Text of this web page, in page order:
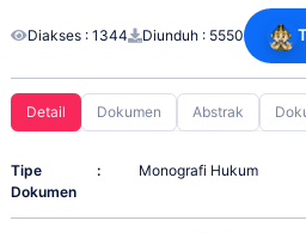
Diakses : 1344 Diunduh : 5550
Detail Dokumen Abstrak
Tipe
Dokumen
: Monografi Hukum